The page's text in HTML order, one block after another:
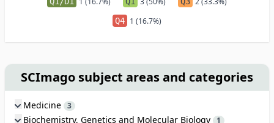
Q4 1 (16.7%)
SCImago subject areas and categories
Medicine 3
Biochemistry, Genetics and Molecular Biology 1